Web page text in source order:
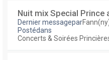
Nuit mix Special Prince
Dernier messagepar
Postédans
Concerts & Soirées